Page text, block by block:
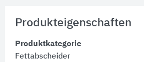
Produkteigenschaften
Produktkategorie
Fettabscheider